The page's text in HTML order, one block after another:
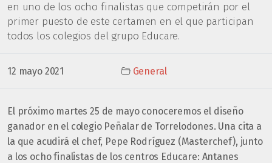
en uno de los ocho finalistas que competirán por el
primer puesto de este certamen en el que participan
todos los colegios del grupo Educare.
12 mayo 2021 General
El próximo martes 25 de mayo conoceremos el diseño
ganador en el colegio Peñalar de Torrelodones. Una cita a
la que acudirá el chef, Pepe Rodríguez (Masterchef), junto
a los ocho finalistas de los centros Educare: Antanes